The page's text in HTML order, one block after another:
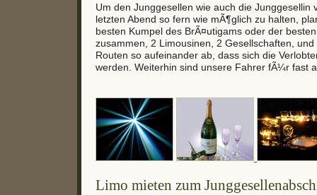
Um den Junggesellen wie auch die Junggesellin
letzten Abend so fern wie mÃ¶glich zu halten,
besten Kumpel des BrÃ¤utigams oder der
zusammen, 2 Limousinen, 2 Gesellschaften,
Routen so aufeinander ab, dass sich die
werden. Weiterhin sind unsere Fahrer fÃ¼r fast
Limo mieten zum